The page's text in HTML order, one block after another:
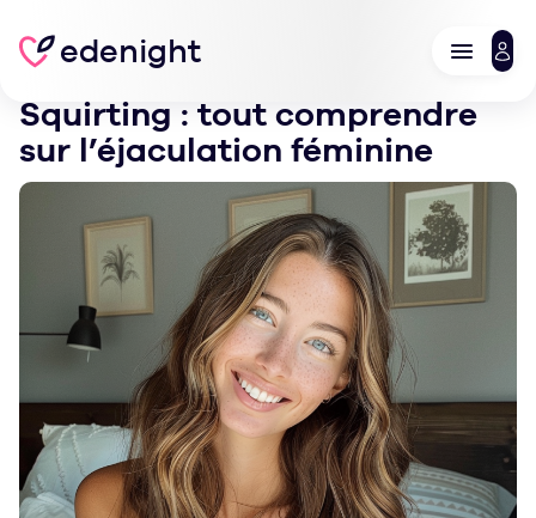
edenight
Squirting : tout comprendre
sur l’éjaculation féminine